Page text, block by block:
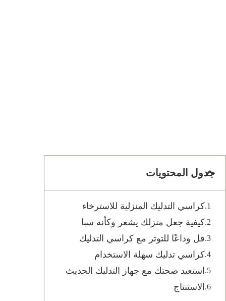
جدول المحتويات
كراسي التدليك المنزلية للاسترخاء
كيفية جعل منزلك يشعر وكأنه سبا
قل وداعًا للتوتر مع كراسي التدليك
كراسي تدليك سهلة الاستخدام
استعيد صحتك مع جهاز التدليك الحديث
الاستنتاج